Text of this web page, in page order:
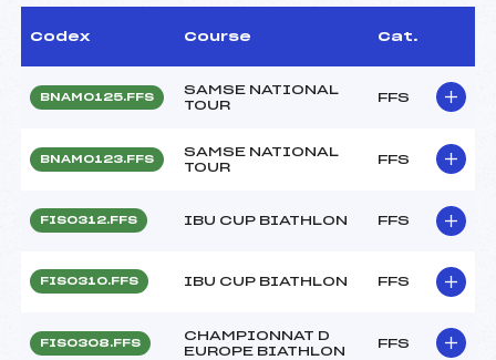
Codex Course Cat.
BNAM0125.FFS
SAMSE NATIONAL
TOUR
FFS
BNAM0123.FFS
SAMSE NATIONAL
TOUR
FFS
FIS0312.FFS IBU CUP BIATHLON FFS
FIS0310.FFS IBU CUP BIATHLON FFS
FIS0308.FFS
CHAMPIONNAT D
EUROPE BIATHLON
FFS